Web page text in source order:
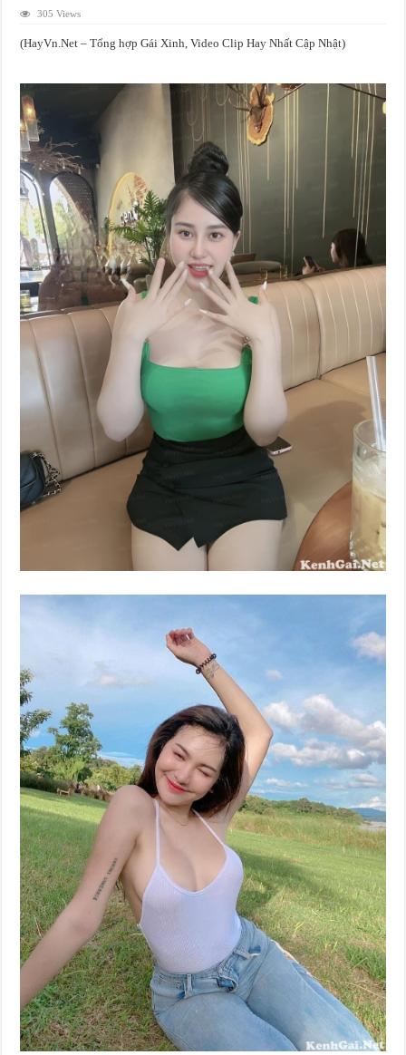
305 Views
(HayVn.Net – Tổng hợp Gái Xinh, Video Clip Hay Nhất Cập Nhật)